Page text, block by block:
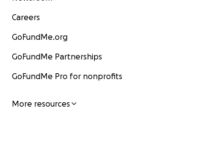
Careers
GoFundMe.org
GoFundMe Partnerships
GoFundMe Pro for nonprofits
More resources